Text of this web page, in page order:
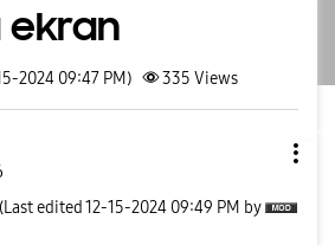
ekran
2024 09:47 PM) 335 Views
(Last edited ‎12-15-2024 09:49 PM by